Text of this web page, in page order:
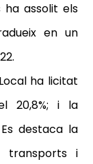
ha assolit els
en un
ha licitat
20,8%; i la
destaca la
transports i